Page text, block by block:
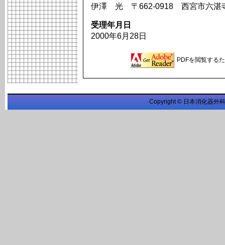
伊澤 光 〒662-0918 西宮市六湛
受理年月日
2000年6月28日
PDFを閲覧する
Copyright © 日本消化器外